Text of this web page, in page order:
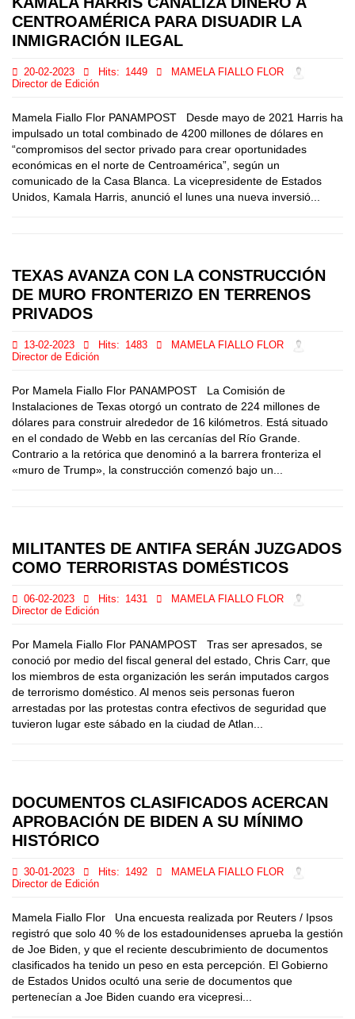
CENTROAMÉRICA PARA DISUADIR LA
INMIGRACIÓN ILEGAL
20-02-2023 Hits: 1449
MAMELA FIALLO FLOR
Director de Edición
Mamela Fiallo Flor PANAMPOST Desde mayo de 2021 Harris ha
impulsado un total combinado de 4200 millones de dólares en
“compromisos del sector privado para crear oportunidades
económicas en el norte de Centroamérica”, según un
comunicado de la Casa Blanca. La vicepresidente de Estados
Unidos, Kamala Harris, anunció el lunes una nueva inversió...
TEXAS AVANZA CON LA CONSTRUCCIÓN
DE MURO FRONTERIZO EN TERRENOS
PRIVADOS
13-02-2023 Hits: 1483
MAMELA FIALLO FLOR
Director de Edición
Por Mamela Fiallo Flor PANAMPOST La Comisión de
Instalaciones de Texas otorgó un contrato de 224 millones de
dólares para construir alrededor de 16 kilómetros. Está situado
en el condado de Webb en las cercanías del Río Grande.
Contrario a la retórica que denominó a la barrera fronteriza el
«muro de Trump», la construcción comenzó bajo un...
MILITANTES DE ANTIFA SERÁN JUZGADOS
COMO TERRORISTAS DOMÉSTICOS
06-02-2023 Hits: 1431
MAMELA FIALLO FLOR
Director de Edición
Por Mamela Fiallo Flor PANAMPOST Tras ser apresados, se
conoció por medio del fiscal general del estado, Chris Carr, que
los miembros de esta organización les serán imputados cargos
de terrorismo doméstico. Al menos seis personas fueron
arrestadas por las protestas contra efectivos de seguridad que
tuvieron lugar este sábado en la ciudad de Atlan...
DOCUMENTOS CLASIFICADOS ACERCAN
APROBACIÓN DE BIDEN A SU MÍNIMO
HISTÓRICO
30-01-2023 Hits: 1492
MAMELA FIALLO FLOR
Director de Edición
Mamela Fiallo Flor Una encuesta realizada por Reuters / Ipsos
registró que solo 40 % de los estadounidenses aprueba la gestión
de Joe Biden, y que el reciente descubrimiento de documentos
clasificados ha tenido un peso en esta percepción. El Gobierno
de Estados Unidos ocultó una serie de documentos que
pertenecían a Joe Biden cuando era vicepresi...